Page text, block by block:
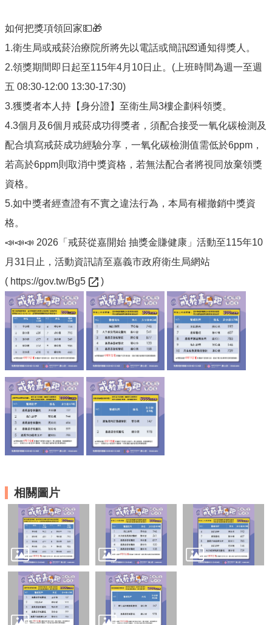
專
區
回
頁
站
導
覽
長
信
粉
絲
專
頁
資
訊
安
全
政
策
隱
私
權
政
料
開
宣
告
如何把獎項領回家💵🎁
1.衛生局或戒菸治療院所將先以電話或簡訊💌通知得獎人。
2.領獎期間即日起至115年4月10日止。(上班時間為週一至週
五 08:30-12:00 13:30-17:30)
3.獲獎者本人持【身分證】至衛生局3樓企劃科領獎。
4.3個月及6個月戒菸成功得獎者，須配合接受一氧化碳檢測及
配合填寫戒菸成功經驗分享，一氧化碳檢測值需低於6ppm，
若高於6ppm則取消中獎資格，若無法配合者將視同放棄領獎
資格。
5.如中獎者經查證有不實之違法行為，本局有權撤銷中獎資
格。
📣📣📣 2026「戒菸從嘉開始 抽獎金賺健康」活動至115年10
月31日止，活動資訊請至嘉義市政府衛生局網站
( https://gov.tw/Bg5 )
相關圖片